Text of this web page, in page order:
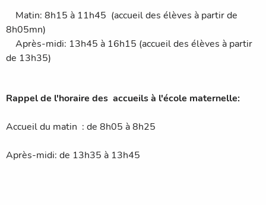
Matin: 8h15 à 11h45 (accueil des élèves à partir de
8h05mn)
Après-midi: 13h45 à 16h15 (accueil des élèves à partir
de 13h35)
Rappel de l'horaire des accueils à l'école maternelle:
Accueil du matin : de 8h05 à 8h25
Après-midi: de 13h35 à 13h45